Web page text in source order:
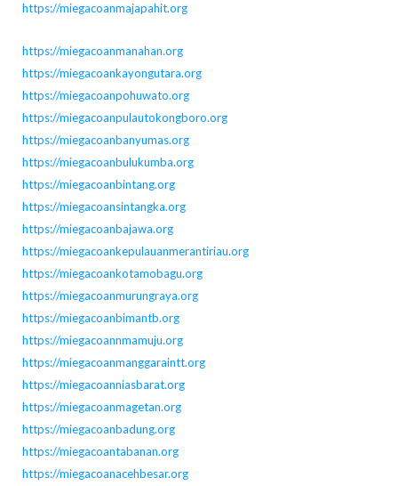
https://miegacoanmajapahit.org
https://miegacoanmanahan.org
https://miegacoankayongutara.org
https://miegacoanpohuwato.org
https://miegacoanpulautokongboro.org
https://miegacoanbanyumas.org
https://miegacoanbulukumba.org
https://miegacoanbintang.org
https://miegacoansintangka.org
https://miegacoanbajawa.org
https://miegacoankepulauanmerantiriau.org
https://miegacoankotamobagu.org
https://miegacoanmurungraya.org
https://miegacoanbimantb.org
https://miegacoannmamuju.org
https://miegacoanmanggaraintt.org
https://miegacoanniasbarat.org
https://miegacoanmagetan.org
https://miegacoanbadung.org
https://miegacoantabanan.org
https://miegacoanacehbesar.org